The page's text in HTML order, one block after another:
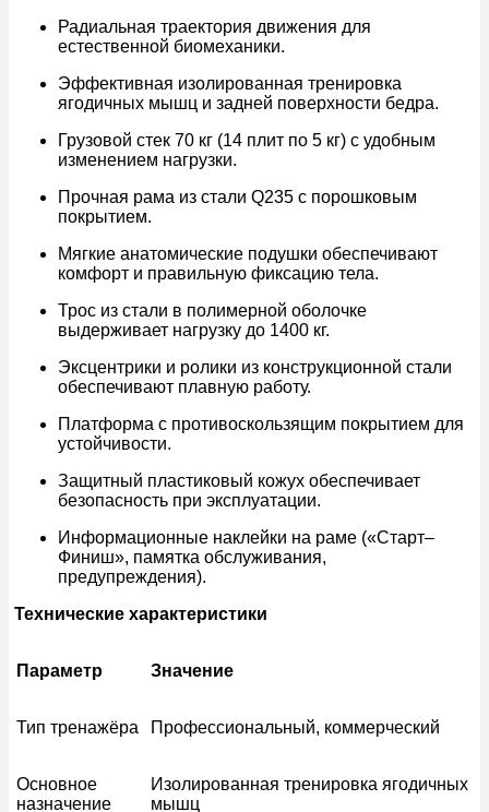
Радиальная траектория движения для
естественной биомеханики.
Эффективная изолированная тренировка
ягодичных мышц и задней поверхности бедра.
Грузовой стек 70 кг (14 плит по 5 кг) с удобным
изменением нагрузки.
Прочная рама из стали Q235 с порошковым
покрытием.
Мягкие анатомические подушки обеспечивают
комфорт и правильную фиксацию тела.
Трос из стали в полимерной оболочке
выдерживает нагрузку до 1400 кг.
Эксцентрики и ролики из конструкционной стали
обеспечивают плавную работу.
Платформа с противоскользящим покрытием для
устойчивости.
Защитный пластиковый кожух обеспечивает
безопасность при эксплуатации.
Информационные наклейки на раме («Старт–
Финиш», памятка обслуживания,
предупреждения).
Технические характеристики
Параметр Значение
Тип тренажёра Профессиональный, коммерческий
Основное
назначение
Изолированная тренировка ягодичных
мышц